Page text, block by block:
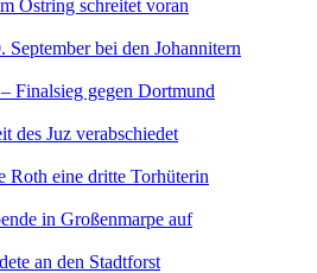
Ostring schreitet voran
September bei den Johannitern
Finalsieg gegen Dortmund
des Juz verabschiedet
eine dritte Torhüterin
in Großenmarpe auf
an den Stadtforst